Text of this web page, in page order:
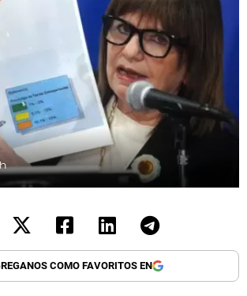
COMO FAVORITOS EN